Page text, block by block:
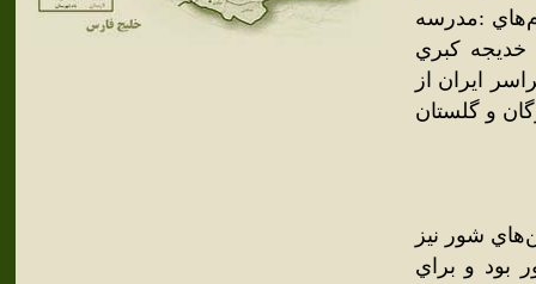
:مدرسه
خديجه کبري
ايران از
و گلستان
شور نيز
بود و براي